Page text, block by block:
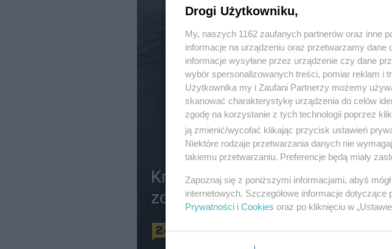
Kryzys małżeństw trwa w
zobowiązań
Drogi Użytkowniku,
My, naszych 1162 zaufanych partnerów oraz inne
informacje na urządzeniu oraz przetwarzamy
informacje wysyłane przez urządzenie czy dane
wybór spersonalizowanych treści, pomiar reklam i
Użytkownika my i Zaufani Partnerzy możemy
skanować charakterystykę urządzenia do celów
zgodę na korzystanie z tych technologii poprzez
ją zmienić/wycofać klikając przycisk ustawień
Niektóre rodzaje przetwarzania danych nie
takiemu przetwarzaniu. Preferencje będą miały
Zapoznaj się z poniższymi informacjami, abyś
internetowych. Szczegółowe informacje
Prywatności i Cookies oraz po kliknięciu w